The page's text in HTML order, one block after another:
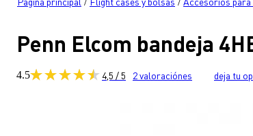
Penn Elcom bandeja
4.5 4,5 / 5 2valoraciónes deja tu